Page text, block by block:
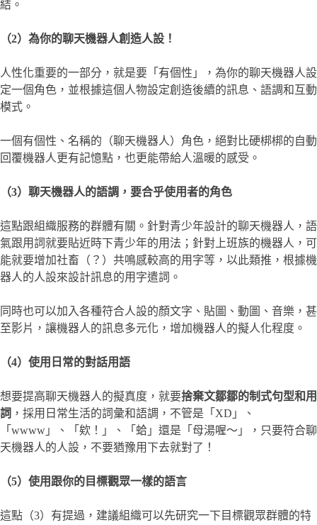
結。
（2）為你的聊天機器人創造人設！
人性化重要的一部分，就是要「有個性」，為你的聊天機器人設
定一個角色，並根據這個人物設定創造後續的訊息、語調和互動
模式。
一個有個性、名稱的（聊天機器人）角色，絕對比硬梆梆的自動
回覆機器人更有記憶點，也更能帶給人溫暖的感受。
（3）聊天機器人的語調，要合乎使用者的角色
這點跟組織服務的群體有關。針對青少年設計的聊天機器人，語
氣跟用詞就要貼近時下青少年的用法；針對上班族的機器人，可
能就要增加社畜（？）共鳴感較高的用字等，以此類推，根據機
器人的人設來設計訊息的用字遣詞。
同時也可以加入各種符合人設的顏文字、貼圖、動圖、音樂，甚
至影片，讓機器人的訊息多元化，增加機器人的擬人化程度。
（4）使用日常的對話用語
想要提高聊天機器人的擬真度，就要捨棄文鄒鄒的制式句型和用
詞 ，採用日常生活的詞彙和語調，不管是「XD」、
「wwww」、「欸！」、「蛤」還是「母湯喔～」，只要符合聊
天機器人的人設，不要猶豫用下去就對了！
（5）使用跟你的目標觀眾一樣的語言
這點（3）有提過，建議組織可以先研究一下目標觀眾群體的特